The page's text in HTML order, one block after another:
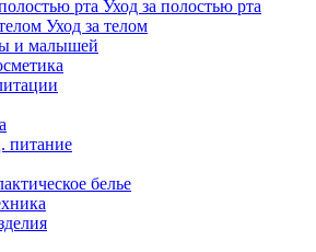
Уход за полостью рта
Уход за телом
и малышей
питание
белье